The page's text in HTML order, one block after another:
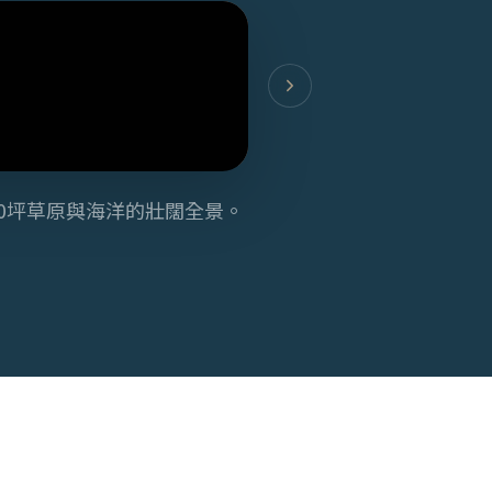
草原與海洋的壯闊全景。